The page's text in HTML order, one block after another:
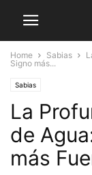
Home Sabias
Signo más...
Sabias
La
de
más